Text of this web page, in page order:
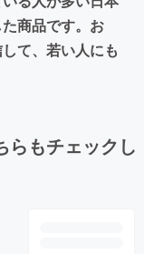
商品です。お
て、若い人にも
らもチェックし